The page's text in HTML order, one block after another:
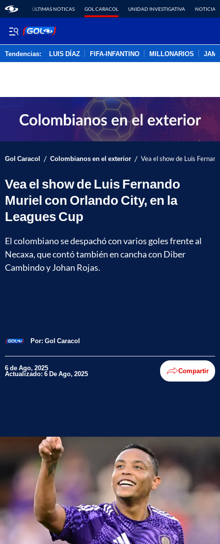
ÚLTIMAS NOTICAS GOL CARACOL UNIDAD INVESTIGATIVA NOTICIAS
Tendencias: LUIS DÍAZ FIFA-INFANTINO MILLONARIOS
Gol Caracol / Colombianos en el exterior / Vea el show de Luis
Vea el show de Luis Fernando
Muriel con Orlando City, en la
Leagues Cup
El colombiano se despachó con varios goles frente al
Necaxa, que contó también en cancha con Diber
Cambindo y Johan Rojas.
Por: Gol Caracol
6 de Ago, 2025
Actualizado: 6 De Ago, 2025 Compartir